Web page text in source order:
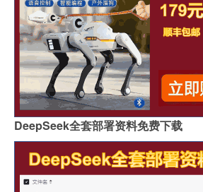
DeepSeek全套部署资料免费下载